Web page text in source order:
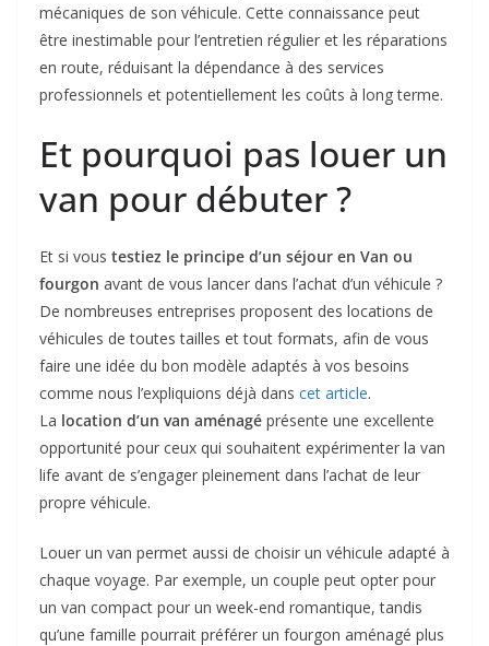
mécaniques de son véhicule. Cette connaissance peut
être inestimable pour l’entretien régulier et les réparations
en route, réduisant la dépendance à des services
professionnels et potentiellement les coûts à long terme.
Et pourquoi pas louer un
van pour débuter ?
Et si vous testiez le principe d’un séjour en Van ou
fourgon avant de vous lancer dans l’achat d’un véhicule ?
De nombreuses entreprises proposent des locations de
véhicules de toutes tailles et tout formats, afin de vous
faire une idée du bon modèle adaptés à vos besoins
comme nous l’expliquions déjà dans cet article.
La location d’un van aménagé présente une excellente
opportunité pour ceux qui souhaitent expérimenter la van
life avant de s’engager pleinement dans l’achat de leur
propre véhicule.
Louer un van permet aussi de choisir un véhicule adapté à
chaque voyage. Par exemple, un couple peut opter pour
un van compact pour un week-end romantique, tandis
qu’une famille pourrait préférer un fourgon aménagé plus